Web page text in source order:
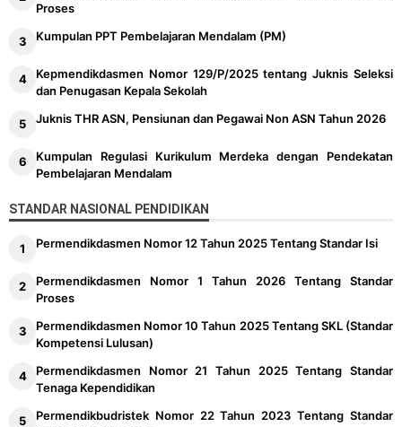
Proses
Kumpulan PPT Pembelajaran Mendalam (PM)
Kepmendikdasmen Nomor 129/P/2025 tentang Juknis Seleksi
dan Penugasan Kepala Sekolah
Juknis THR ASN, Pensiunan dan Pegawai Non ASN Tahun 2026
Kumpulan Regulasi Kurikulum Merdeka dengan Pendekatan
Pembelajaran Mendalam
STANDAR NASIONAL PENDIDIKAN
Permendikdasmen Nomor 12 Tahun 2025 Tentang Standar Isi
Permendikdasmen Nomor 1 Tahun 2026 Tentang Standar
Proses
Permendikdasmen Nomor 10 Tahun 2025 Tentang SKL (Standar
Kompetensi Lulusan)
Permendikdasmen Nomor 21 Tahun 2025 Tentang Standar
Tenaga Kependidikan
Permendikbudristek Nomor 22 Tahun 2023 Tentang Standar